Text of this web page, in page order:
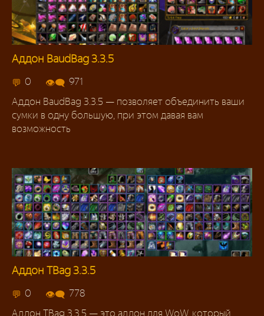
Аддон BaudBag 3.3.5
0
971
Аддон BaudBag 3.3.5 — позволяет объединить ваши
сумки в одну большую, при этом давая вам
возможность
Аддон TBag 3.3.5
0
778
Аддон TBag 3.3.5 — это аддон для WoW, который